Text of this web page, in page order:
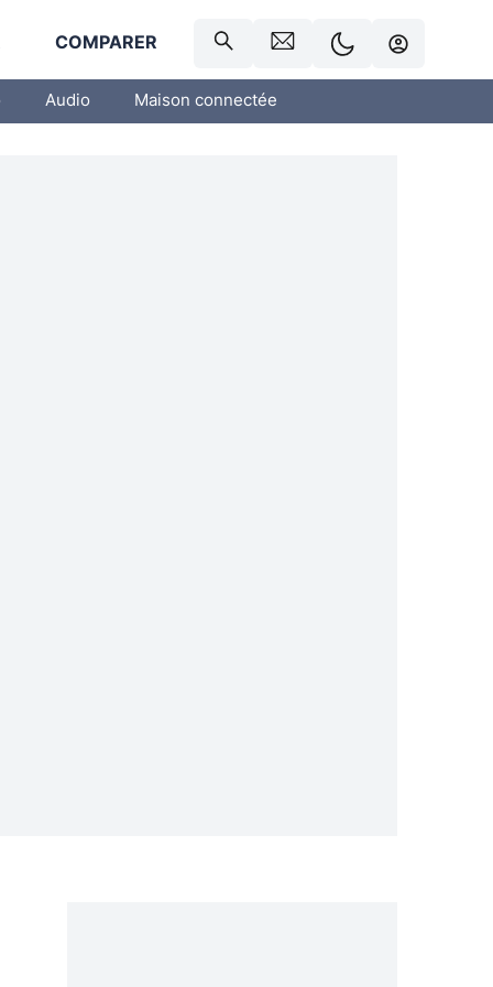
COMPARER
Audio Maison connectée